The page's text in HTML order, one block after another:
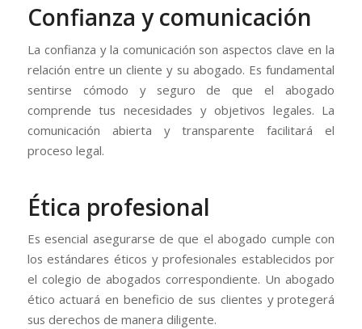
Confianza y comunicación
La confianza y la comunicación son aspectos clave en la
relación entre un cliente y su abogado. Es fundamental
sentirse cómodo y seguro de que el abogado
comprende tus necesidades y objetivos legales. La
comunicación abierta y transparente facilitará el
proceso legal.
Ética profesional
Es esencial asegurarse de que el abogado cumple con
los estándares éticos y profesionales establecidos por
el colegio de abogados correspondiente. Un abogado
ético actuará en beneficio de sus clientes y protegerá
sus derechos de manera diligente.